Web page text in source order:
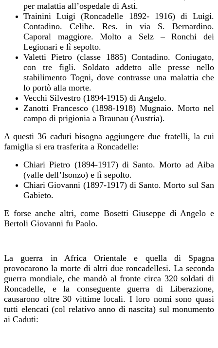
per malattia all’ospedale di Asti.
Trainini Luigi (Roncadelle 1892- 1916) di Luigi.
Contadino. Celibe. Res. in via S. Bernardino.
Caporal maggiore. Molto a Selz – Ronchi dei
Legionari e lì sepolto.
Valetti Pietro (classe 1885) Contadino. Coniugato,
con tre figli. Soldato addetto alle presse nello
stabilimento Togni, dove contrasse una malattia che
lo portò alla morte.
Vecchi Silvestro (1894-1915) di Angelo.
Zanotti Francesco (1898-1918) Mugnaio. Morto nel
campo di prigionia a Braunau (Austria).
A questi 36 caduti bisogna aggiungere due fratelli, la cui
famiglia si era trasferita a Roncadelle:
Chiari Pietro (1894-1917) di Santo. Morto ad Aiba
(valle dell’Isonzo) e lì sepolto.
Chiari Giovanni (1897-1917) di Santo. Morto sul San
Gabieto.
E forse anche altri, come Bosetti Giuseppe di Angelo e
Bertoli Giovanni fu Paolo.
La guerra in Africa Orientale e quella di Spagna
provocarono la morte di altri due roncadellesi. La seconda
guerra mondiale, che mandò al fronte circa 320 soldati di
Roncadelle, e la conseguente guerra di Liberazione,
causarono oltre 30 vittime locali. I loro nomi sono quasi
tutti elencati (col relativo anno di nascita) sul monumento
ai Caduti: